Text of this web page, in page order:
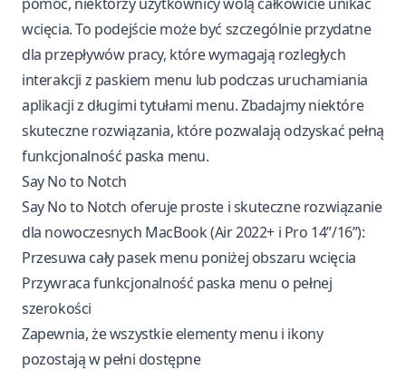
wcięcia. To podejście może być szczególnie przydatne
dla przepływów pracy, które wymagają rozległych
interakcji z paskiem menu lub podczas uruchamiania
aplikacji z długimi tytułami menu. Zbadajmy niektóre
skuteczne rozwiązania, które pozwalają odzyskać pełną
funkcjonalność paska menu.
Say No to Notch
Say No to Notch oferuje proste i skuteczne rozwiązanie
dla nowoczesnych MacBook (Air 2022+ i Pro 14”/16”):
Przesuwa cały pasek menu poniżej obszaru wcięcia
Przywraca funkcjonalność paska menu o pełnej
szerokości
Zapewnia, że wszystkie elementy menu i ikony
pozostają w pełni dostępne